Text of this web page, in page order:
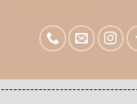
להזמנות